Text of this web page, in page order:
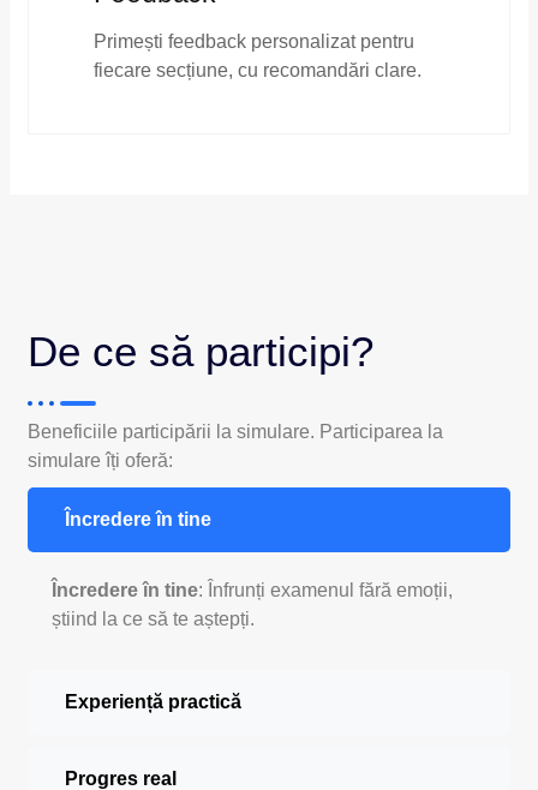
Primești feedback personalizat pentru
fiecare secțiune, cu recomandări clare.
De ce să participi?
Beneficiile participării la simulare. Participarea la
simulare îți oferă:
Încredere în tine
Încredere în tine: Înfrunți examenul fără emoții,
știind la ce să te aștepți.
Experiență practică
Progres real